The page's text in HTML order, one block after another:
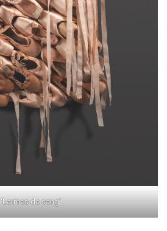
‘Larmes de sang’